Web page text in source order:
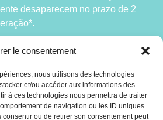
le consentement
nous utilisons des technologies
et/ou accéder aux informations des
à ces technologies nous permettra de traiter
de navigation ou les ID uniques
consentir ou de retirer son consentement peut
desaparecem no prazo de 2
descanse e evite o esforço físico
evitadas durante o primeiro